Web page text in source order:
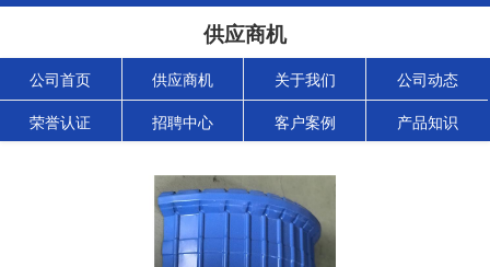
供应商机
公司首页 供应商机 关于我们 公司动态
荣誉认证 招聘中心 客户案例 产品知识